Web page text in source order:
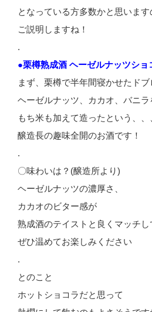
となっている方多数かと思います
ご説明しますね！
.
●栗樽熟成酒 ヘーゼルナッツショ
まず、栗樽で半年間寝かせたドブ
ヘーゼルナッツ、カカオ、バニラ
もち米も加えて造ったという、、
醸造長の趣味全開のお酒です！
.
〇味わいは？(醸造所より)
ヘーゼルナッツの濃厚さ、
カカオのビター感が
熟成酒のテイストと良くマッチし
ぜひ温めてお楽しみください
.
とのこと
ホットショコラだと思って